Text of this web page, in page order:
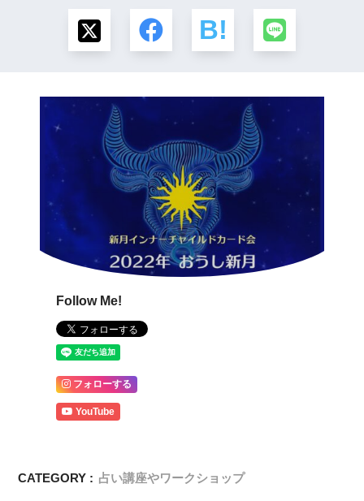
Follow Me!
フォローする
YouTube
CATEGORY : 占い講座やワークショップ